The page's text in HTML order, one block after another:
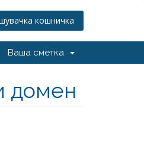
кошничка
Ваша сметка
домен